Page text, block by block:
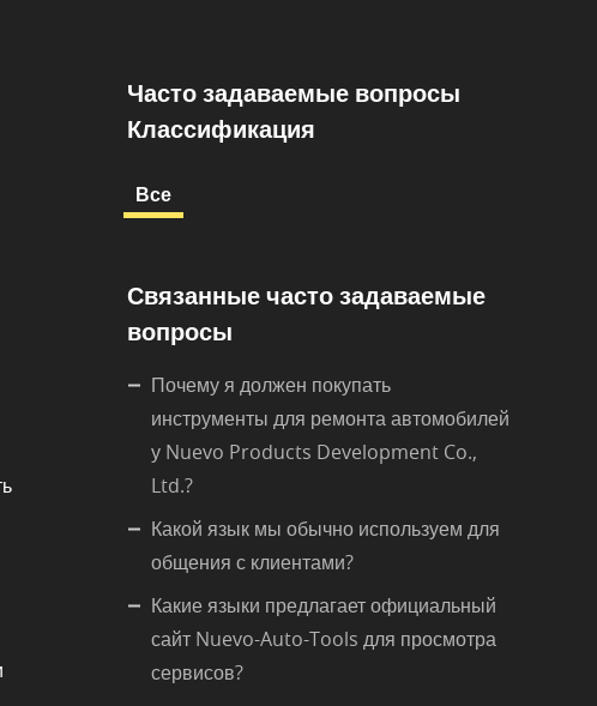
Часто задаваемые вопросы
Классификация
Все
Связанные часто задаваемые
вопросы
Почему я должен покупать
инструменты для ремонта автомобилей
у Nuevo Products Development Co.,
Ltd.?
Какой язык мы обычно используем для
общения с клиентами?
Какие языки предлагает официальный
сайт Nuevo-Auto-Tools для просмотра
сервисов?